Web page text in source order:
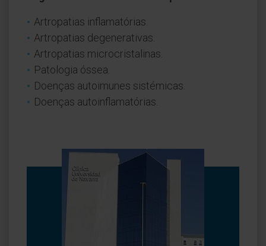
Artropatias inflamatórias.
Artropatias degenerativas.
Artropatias microcristalinas.
Patologia óssea.
Doenças autoimunes sistémicas.
Doenças autoinflamatórias.